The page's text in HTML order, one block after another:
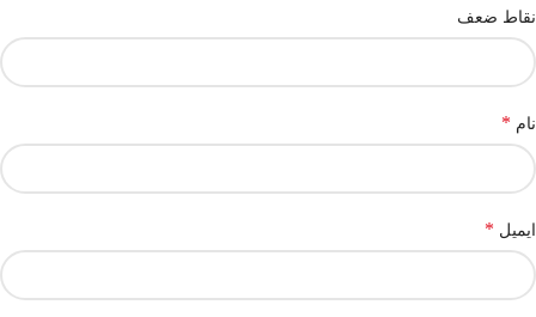
نقاط ضعف
نام *
ایمیل *